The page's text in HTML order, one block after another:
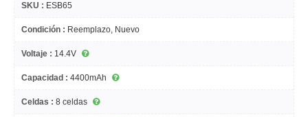
SKU : ESB65
Condición : Reemplazo, Nuevo
Voltaje : 14.4V
Capacidad : 4400mAh
Celdas : 8 celdas